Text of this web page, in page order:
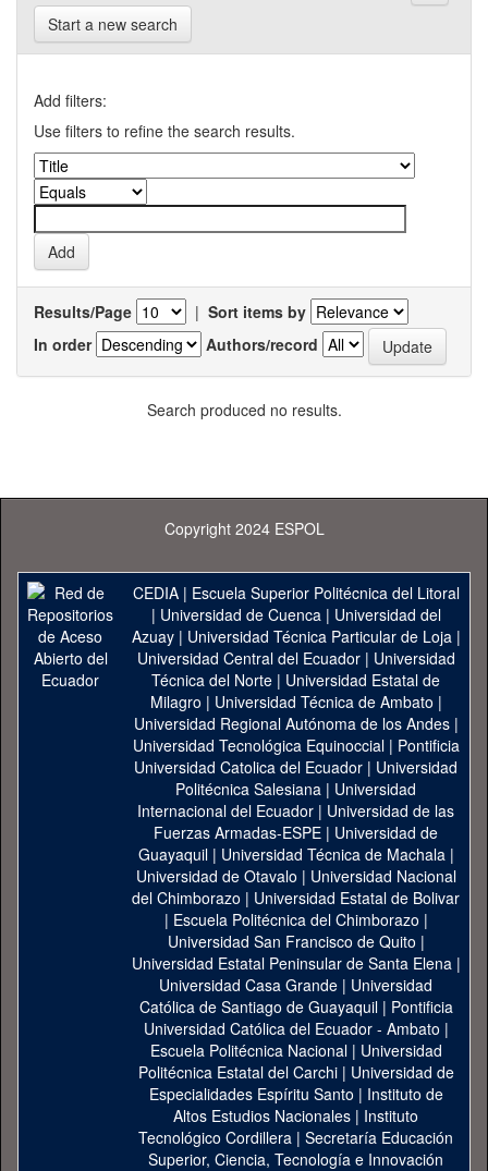
Start a new search
Add filters:
Use filters to refine the search results.
Results/Page | Sort items by
In order
Authors/record
Search produced no results.
Copyright 2024 ESPOL
CEDIA| Escuela Superior Politécnica del Litoral
| Universidad de Cuenca| Universidad del
Azuay| Universidad Técnica Particular de Loja|
Universidad Central del Ecuador| Universidad
Técnica del Norte | Universidad Estatal de
Milagro | Universidad Técnica de Ambato |
Universidad Regional Autónoma de los Andes|
Universidad Tecnológica Equinoccial| Pontificia
Universidad Catolica del Ecuador | Universidad
Politécnica Salesiana | Universidad
Internacional del Ecuador | Universidad de las
Fuerzas Armadas-ESPE | Universidad de
Guayaquil| Universidad Técnica de Machala|
Universidad de Otavalo | Universidad Nacional
del Chimborazo | Universidad Estatal de Bolivar
| Escuela Politécnica del Chimborazo |
Universidad San Francisco de Quito |
Universidad Estatal Peninsular de Santa Elena|
Universidad Casa Grande | Universidad
Católica de Santiago de Guayaquil| Pontificia
Universidad Católica del Ecuador - Ambato |
Escuela Politécnica Nacional| Universidad
Politécnica Estatal del Carchi| Universidad de
Especialidades Espíritu Santo | Instituto de
Altos Estudios Nacionales | Instituto
Tecnológico Cordillera | Secretaría Educación
Superior, Ciencia, Tecnología e Innovación